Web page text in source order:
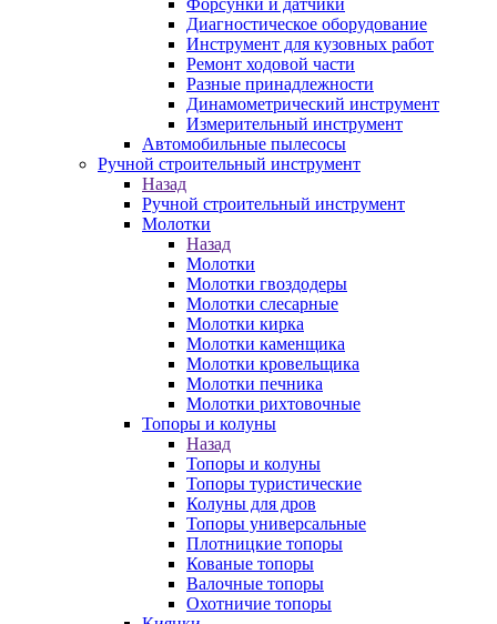
Форсунки и датчики
Диагностическое оборудование
Инструмент для кузовных работ
Ремонт ходовой части
Разные принадлежности
Динамометрический инструмент
Измерительный инструмент
Автомобильные пылесосы
Ручной строительный инструмент
Назад
Ручной строительный инструмент
Молотки
Назад
Молотки
Молотки гвоздодеры
Молотки слесарные
Молотки кирка
Молотки каменщика
Молотки кровельщика
Молотки печника
Молотки рихтовочные
Топоры и колуны
Назад
Топоры и колуны
Топоры туристические
Колуны для дров
Топоры универсальные
Плотницкие топоры
Кованые топоры
Валочные топоры
Охотничие топоры